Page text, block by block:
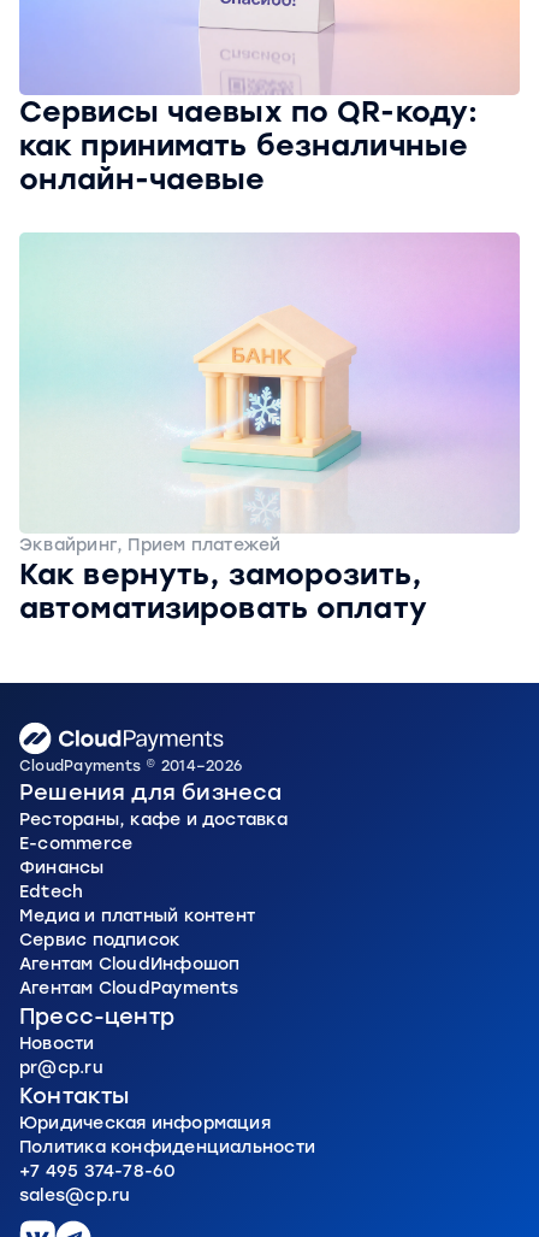
Сервисы чаевых по QR-коду:
как принимать безналичные
онлайн-чаевые
Эквайринг, Прием платежей
Как вернуть, заморозить,
автоматизировать оплату
CloudPayments © 2014–2026
Решения для бизнеса
Рестораны, кафе и доставка
E-commerce
Финансы
Edtech
Медиа и платный контент
Сервис подписок
Агентам CloudИнфошоп
Агентам CloudPayments
Пресс-центр
Новости
pr@cp.ru
Контакты
Юридическая информация
Политика конфиденциальности
+7 495 374-78-60
sales@cp.ru